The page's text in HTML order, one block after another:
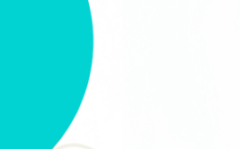
хирург международного